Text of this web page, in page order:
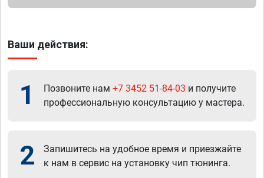
Ваши действия:
1 Позвоните нам +7 3452 51-84-03 и получите
профессиональную консультацию у мастера.
2
Запишитесь на удобное время и приезжайте
к нам в сервис на установку чип тюнинга.